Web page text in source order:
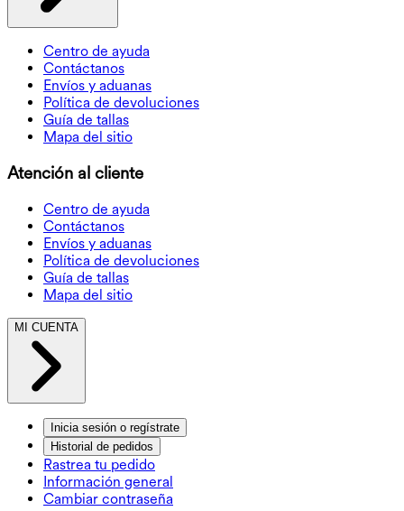
Centro de ayuda
Contáctanos
Envíos y aduanas
Política de devoluciones
Guía de tallas
Mapa del sitio
Atención al cliente
Centro de ayuda
Contáctanos
Envíos y aduanas
Política de devoluciones
Guía de tallas
Mapa del sitio
MI CUENTA
Inicia sesión o regístrate
Historial de pedidos
Rastrea tu pedido
Información general
Cambiar contraseña